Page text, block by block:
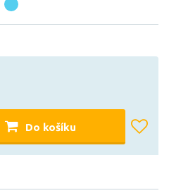
Do košíku